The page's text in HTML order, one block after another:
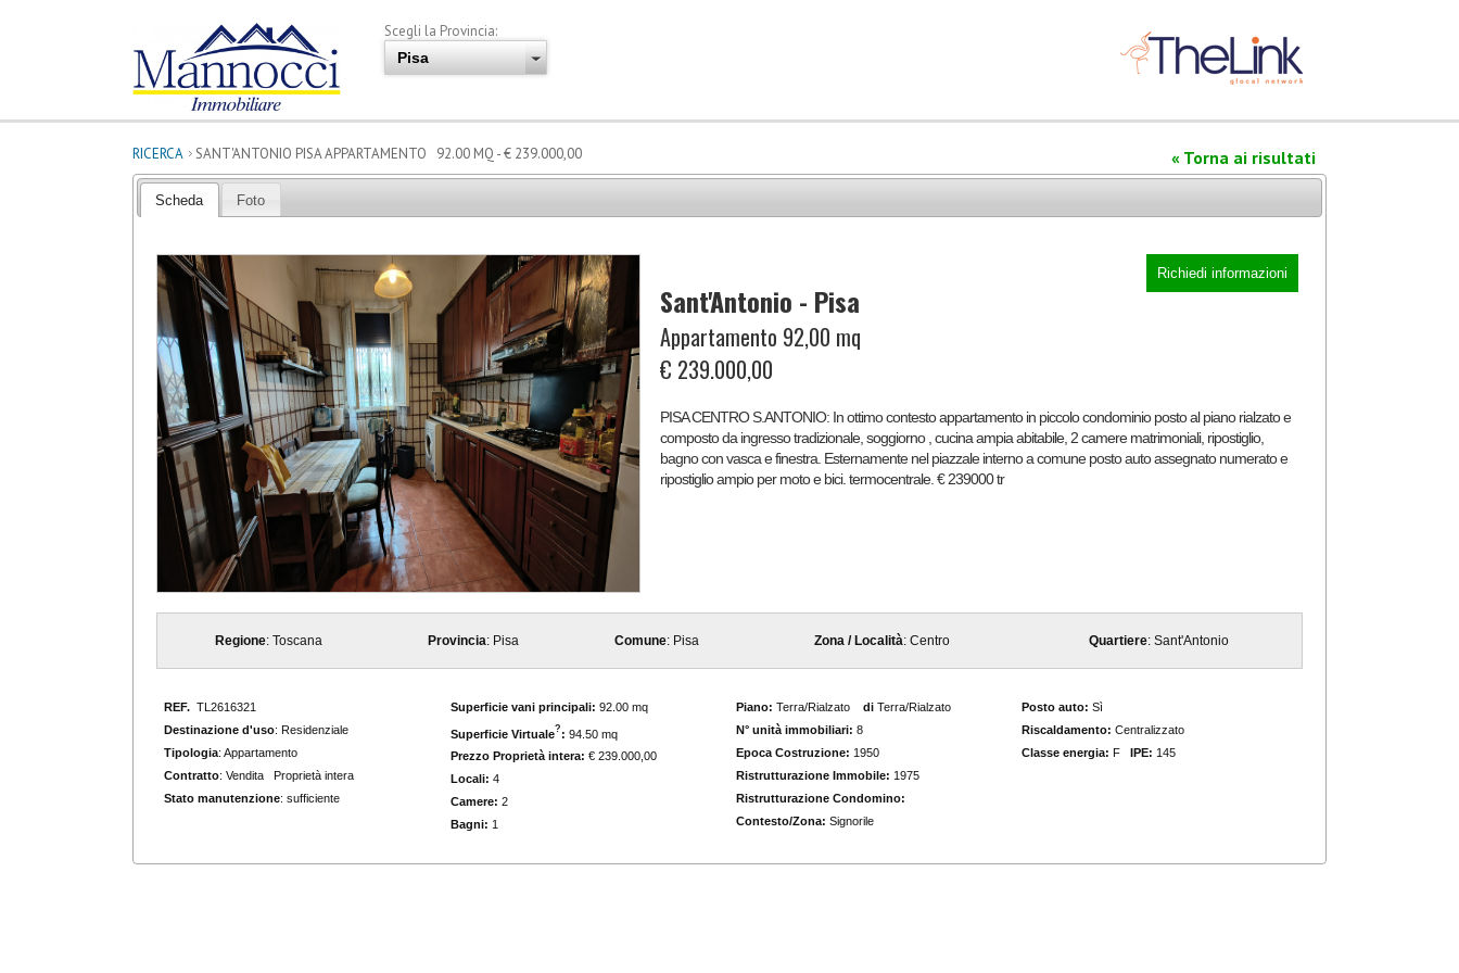
Scegli la Provincia:
RICERCA SANT'ANTONIO PISA APPARTAMENTO 92.00 MQ - € 239.000,00 « Torna ai risultati
Scheda Foto
Richiedi informazioni
Sant'Antonio - Pisa
Appartamento 92,00 mq
€ 239.000,00
PISA CENTRO S.ANTONIO: In ottimo contesto appartamento in piccolo condominio posto al piano rialzato e
composto da ingresso tradizionale, soggiorno , cucina ampia abitabile, 2 camere matrimoniali, ripostiglio,
bagno con vasca e finestra. Esternamente nel piazzale interno a comune posto auto assegnato numerato e
ripostiglio ampio per moto e bici. termocentrale. € 239000 tr
Regione: Toscana Provincia: Pisa Comune: Pisa Zona / Località: Centro Quartiere: Sant'Antonio
REF. TL2616321
Destinazione d'uso: Residenziale
Tipologia: Appartamento
Contratto: Vendita Proprietà intera
Stato manutenzione: sufficiente
Superficie vani principali: 92.00 mq
Superficie Virtuale? : 94.50 mq
Prezzo Proprietà intera: € 239.000,00
Locali: 4
Camere: 2
Bagni: 1
Piano: Terra/Rialzatodi Terra/Rialzato
N° unità immobiliari: 8
Epoca Costruzione: 1950
Ristrutturazione Immobile: 1975
Ristrutturazione Condomino:
Contesto/Zona: Signorile
Posto auto: Sì
Riscaldamento: Centralizzato
Classe energia: FIPE: 145